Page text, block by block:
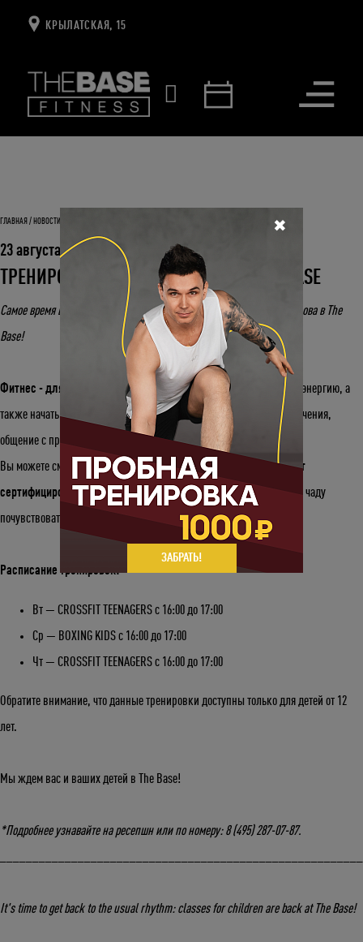
КРЫЛАТСКАЯ, 15
Открыть
ГЛАВНАЯ НОВОСТИ И СОБЫТИЯ
23 августа 2022
ТРЕНИРОВКИ ДЛЯ ДЕТЕЙ СНОВА В THE BASE
Самое время вернуться в привычный ритм: тренировки для детей снова в The
Base!
Фитнес - для ребенка
это отличный способ выплеснуть лишнюю энергию, а
также начать развивать в себе хорошие привычки. Это новые увлечения,
общение с профессионалами и возможность найти новых друзей.
Вы можете смело доверить нам своего малыша:
тренировки ведут
сертифицированные детские тренеры, которые помогут вашему чаду
почувствовать себя супергероем.
Расписание тренировок:
Вт — CROSSFIT TEENAGERS с 16:00 до 17:00
Ср — BOXING KIDS с 16:00 до 17:00
Чт — CROSSFIT TEENAGERS с 16:00 до 17:00
Обратите внимание, что данные тренировки доступны только для детей от 12
лет.
Мы ждем вас и ваших детей в The Base!
*Подробнее узнавайте на ресепшн или по номеру: 8 (495) 287-07-87.
It's time to get back to the usual rhythm: classes for children are back at The Base!
✖
ЗАБРАТЬ!